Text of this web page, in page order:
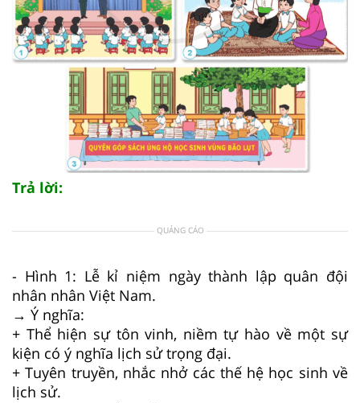
Trả lời:
QUẢNG CÁO
- Hình 1: Lễ kỉ niệm ngày thành lập quân đội
nhân nhân Việt Nam.
→ Ý nghĩa:
+ Thể hiện sự tôn vinh, niềm tự hào về một sự
kiện có ý nghĩa lịch sử trọng đại.
+ Tuyên truyền, nhắc nhở các thế hệ học sinh về
lịch sử.